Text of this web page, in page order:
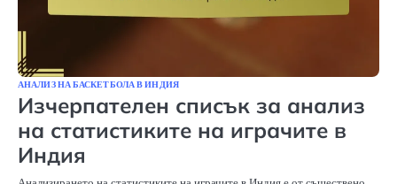
АНАЛИЗ НА БАСКЕТБОЛА В ИНДИЯ
Изчерпателен списък за анализ
на статистиките на играчите в
Индия